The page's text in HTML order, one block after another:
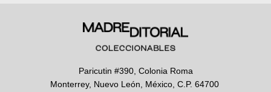
Paricutin #390, Colonia Roma
Monterrey, Nuevo León, México, C.P. 64700